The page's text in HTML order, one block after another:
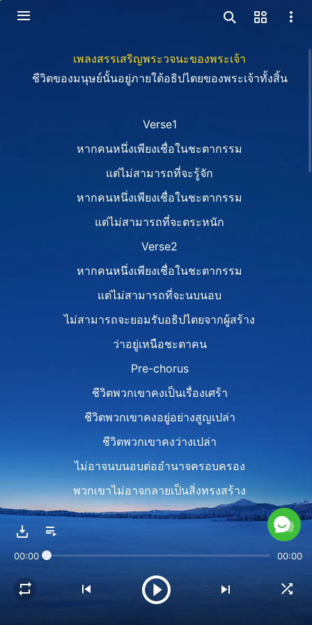
เพลงสรรเสริญพระวจนะของพระเจ้า
ชีวิตของมนุษย์นั้นอยู่ภายใต้อธิปไตยของพระเจ้าทั้งสิ้น
Verse1
หากคนหนึ่งเพียงเชื่อในชะตากรรม
แต่ไม่สามารถที่จะรู้จัก
หากคนหนึ่งเพียงเชื่อในชะตากรรม
แต่ไม่สามารถที่จะตระหนัก
Verse2
หากคนหนึ่งเพียงเชื่อในชะตากรรม
แต่ไม่สามารถที่จะนบนอบ
ไม่สามารถจะยอมรับอธิปไตยจากผู้สร้าง
ว่าอยู่เหนือชะตาคน
Pre-chorus
ชีวิตพวกเขาคงเป็นเรื่องเศร้า
ชีวิตพวกเขาคงอยู่อย่างสูญเปล่า
ชีวิตพวกเขาคงว่างเปล่า
ไม่อาจนบนอบต่ออำนาจครอบครอง
พวกเขาไม่อาจกลายเป็นสิ่งทรงสร้าง
ในความหมายที่แท้จริงของคำนี้
Chorus
00:00 00:00